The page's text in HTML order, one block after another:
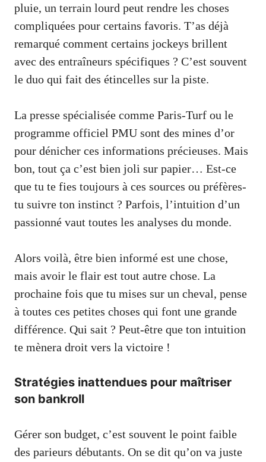
pluie, un terrain lourd peut rendre les choses
compliquées pour certains favoris. T’as déjà
remarqué comment certains jockeys brillent
avec des entraîneurs spécifiques ? C’est souvent
le duo qui fait des étincelles sur la piste.
La presse spécialisée comme Paris-Turf ou le
programme officiel PMU sont des mines d’or
pour dénicher ces informations précieuses. Mais
bon, tout ça c’est bien joli sur papier… Est-ce
que tu te fies toujours à ces sources ou préfères-
tu suivre ton instinct ? Parfois, l’intuition d’un
passionné vaut toutes les analyses du monde.
Alors voilà, être bien informé est une chose,
mais avoir le flair est tout autre chose. La
prochaine fois que tu mises sur un cheval, pense
à toutes ces petites choses qui font une grande
différence. Qui sait ? Peut-être que ton intuition
te mènera droit vers la victoire !
Stratégies inattendues pour maîtriser
son bankroll
Gérer son budget, c’est souvent le point faible
des parieurs débutants. On se dit qu’on va juste